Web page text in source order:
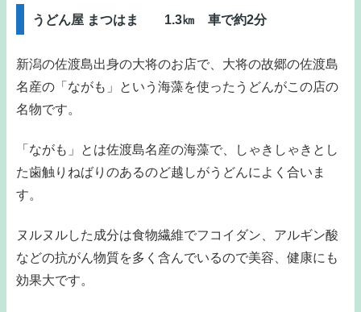
うどん屋 まつはま 1.3㎞ 車で約2分
新潟の佐渡島出身の大将のお店で、大将の故郷の佐渡島
名産の「ながも」という海藻を使ったうどんがこの店の
名物です。
「ながも」とは佐渡島名産の海藻で、しゃきしゃきとし
た歯触りねばりのあるのど越しがうどんによく合いま
す。
ヌルヌルした成分は食物繊維でフコイダン、アルギン酸
などの抗がん物質を多く含んでいるので美容、健康にも
効果大です。